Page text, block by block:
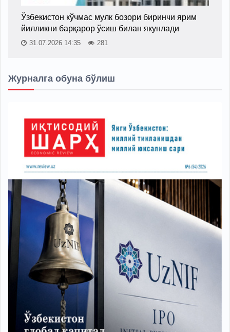
Ўзбекистон кўчмас мулк бозори биринчи ярим
йилликни барқарор ўсиш билан якунлади
31.07.2026 14:35 281
Журналга обуна бўлиш